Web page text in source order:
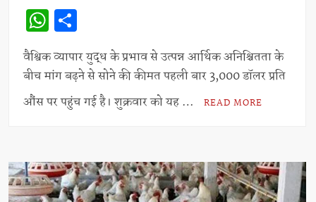
W
h
at
s
A
p
h
ar
e
वैश्विक व्यापार युद्ध के प्रभाव से उत्पन्न आर्थिक अनिश्चितता के
बीच मांग बढ़ने से सोने की कीमत पहली बार 3,000 डॉलर प्रति
औंस पर पहुंच गई है। शुक्रवार को यह …
READ MORE